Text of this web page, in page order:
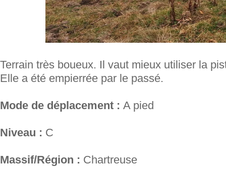
Terrain très boueux. Il vaut mieux utiliser la
Elle a été empierrée par le passé.
Mode de déplacement : A pied
Niveau : C
Massif/Région : Chartreuse